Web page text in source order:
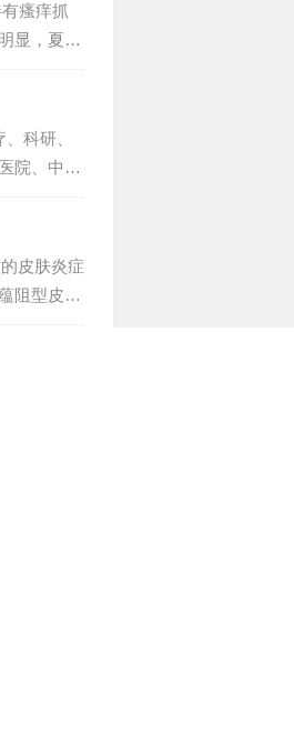
瘙痒抓
显，夏秋
完澡后就
科研、
院、中国
一附属医
皮肤炎症
阻型皮肤
皮肤瘙痒